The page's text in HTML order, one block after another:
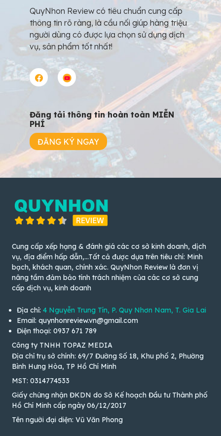
QuyNhon Review có tiêu chuẩn cung cấp
thông tin rõ ràng, là cầu nối giúp hàng triệu
người dùng có được lựa chọn sử dụng dịch
vụ, sản phẩm tốt nhất!
Đăng tải thông tin hoàn toàn MIỄN
PHÍ
ĐĂNG KÝ NGAY
Cung cấp xếp hạng & đánh giá các cơ sở kinh doanh, dịch
vụ, địa điểm hấp dẫn,...Tất cả được dựa trên tiêu chí: Minh
bạch, khách quan, chính xác. QuyNhon Review là đơn vị
nâng tầm đảm bảo tính trách nhiệm của các cơ sở cung
cấp dịch vụ, kinh doanh
Địa chỉ: 4 Nguyễn Trung Tín, P. Quy Nhơn Nam, T. Gia Lai
Email: quynhonreview.vn@gmail.com
Điện thoại: 0937 671 789
Công ty TNHH TOPAZ MEDIA
Địa chỉ trụ sở chính: 69/7 Đường Số 18, Khu phố 2, Phường
Bình Hưng Hòa, TP Hồ Chí Minh
MST: 0314774533
Giấy chứng nhận ĐKDN do Sở Kế hoạch Đầu tư Thành phố
Hồ Chí Minh cấp ngày 06/12/2017
Tên người đại diện: Vũ Văn Phong